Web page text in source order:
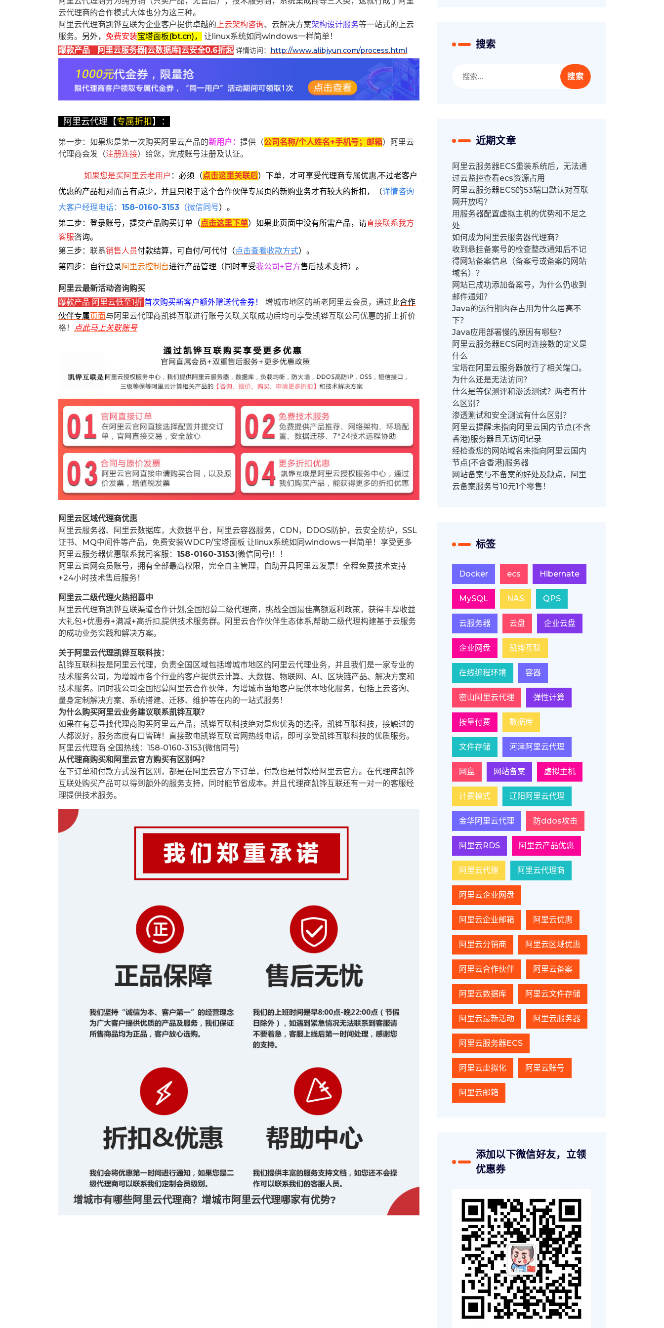
增城市有哪些阿里云代理商？增城市阿里云代理哪家有优势?
云代理商的合作模式大体也分为这三种。
阿里云代理商凯铧互联为企业客户提供卓越的上云架构咨询、云解决方案架构设计服务等一站式的上云
服务。 另外， 免费安装宝塔面板(bt.cn)，
让linux系统如同windows一样简单！
爆款产品 阿里云服务器|云数据库|云安全0.6折起 详情访问： http://www.alibjyun.com/process.html
阿里云代理【专属折扣】：
第一步：如果您是第一次购买阿里云产品的新用户 ： 提供（公司名称/个人姓名+手机号；邮箱）阿里云
代理商会发（注册连接）给您，完成账号注册及认证。
如果您是买阿里云老用户 ： 必须 （点击这里关联后） 下单， 才可享受代理商专属优惠,不过老客户
优惠的产品相对而言有点少，并且只限于这个合作伙伴专属页的新购业务才有较大的折扣，
（详情咨询
大客户经理电话： 158-0160-3153 （微信同号）。
第二步：登录账号，提交产品购买订单（点击这里下单） 如果此页面中没有所需产品，请直接联系我方
客服咨询。
第三步： 联系销售人员付款结算，可自付/可代付（点击查看收款方式）。
第四步：自行登录 阿里云控制台进行产品管理（同时享受我公司+官方售后技术支持）。
阿里云最新活动咨询购买
爆款产品 阿里云低至1折 首次购买新客户额外赠送代金券！ 增城市地区的新老阿里云会员，通过此合作
伙伴专属页面与阿里云代理商凯铧互联进行账号关联,关联成功后均可享受凯铧互联公司优惠的折上折价
格！ 点此马上关联账号
阿里云区域代理商优惠
阿里云服务器、阿里云数据库，大数据平台，阿里云容器服务，CDN，DDOS防护，云安全防护，SSL
证书、MQ中间件等产品，免费安装WDCP/宝塔面板 让linux系统如同windows一样简单！享受更多
阿里云服务器优惠联系我司客服： 158-0160-3153(微信同号)！！
阿里云官网会员账号，拥有全部最高权限，完全自主管理，自助开具阿里云发票！全程免费技术支持
+24小时技术售后服务！
阿里云二级代理火热招募中
阿里云代理商凯铧互联渠道合作计划,全国招募二级代理商，挑战全国最佳高额返利政策，获得丰厚收益
大礼包+优惠券+满减+高折扣,提供技术服务群。阿里云合作伙伴生态体系,帮助二级代理构建基于云服务
的成功业务实践和解决方案。
关于阿里云代理凯铧互联科技：
凯铧互联科技是阿里云代理，负责全国区域包括增城市地区的阿里云代理业务，并且我们是一家专业的
技术服务公司，为增城市各个行业的客户提供云计算、大数据、物联网、AI、区块链产品、解决方案和
技术服务。同时我公司全国招募阿里云合作伙伴，为增城市当地客户提供本地化服务，包括上云咨询、
量身定制解决方案、系统搭建、迁移、维护等在内的一站式服务！
为什么购买阿里云业务建议联系凯铧互联？
如果在有意寻找代理商购买阿里云产品，凯铧互联科技绝对是您优秀的选择。凯铧互联科技，接触过的
人都说好，服务态度有口皆碑！直接致电凯铧互联官网热线电话，即可享受凯铧互联科技的优质服务。
阿里云代理商 全国热线：158-0160-3153(微信同号)
从代理商购买和阿里云官方购买有区别吗？
在下订单和付款方式没有区别，都是在阿里云官方下订单，付款也是付款给阿里云官方。在代理商凯铧
互联处购买产品可以得到额外的服务支持，同时能节省成本。并且代理商凯铧互联还有一对一的客服经
理提供技术服务。
搜索
索：
近期文章
阿里云服务器ECS重装系统后，无法通
过云监控查看ecs资源占用
阿里云服务器ECS的53端口默认对互联
网开放吗？
用服务器配置虚拟主机的优势和不足之
处
如何成为阿里云服务器代理商？
收到悬挂备案号的检查整改通知后不记
得网站备案信息（备案号或备案的网站
域名）？
网站已成功添加备案号，为什么仍收到
邮件通知？
Java的运行期内存占用为什么居高不
下？
Java应用部署慢的原因有哪些？
阿里云服务器ECS同时连接数的定义是
什么
宝塔在阿里云服务器放行了相关端口。
为什么还是无法访问？
什么是等保测评和渗透测试？两者有什
么区别？
渗透测试和安全测试有什么区别？
阿里云提醒:未指向阿里云国内节点(不含
香港)服务器且无访问记录
经检查您的网站域名未指向阿里云国内
节点(不含香港)服务器
网站备案与不备案的好处及缺点，阿里
云备案服务号10元1个零售！
标签
Docker ecs Hibernate
MySQL NAS QPS
云服务器 云盘 企业云盘
企业网盘 凯铧互联
在线编程环境 容器
密山阿里云代理 弹性计算
按量付费 数据库
文件存储 河津阿里云代理
网盘 网站备案 虚拟主机
计费模式 辽阳阿里云代理
金华阿里云代理 防ddos攻击
阿里云RDS 阿里云产品优惠
阿里云代理 阿里云代理商
阿里云企业网盘
阿里云企业邮箱 阿里云优惠
阿里云分销商 阿里云区域优惠
阿里云合作伙伴 阿里云备案
阿里云数据库 阿里云文件存储
阿里云最新活动 阿里云服务器
阿里云服务器ECS
阿里云虚拟化 阿里云账号
阿里云邮箱
添加以下微信好友，立领
优惠券